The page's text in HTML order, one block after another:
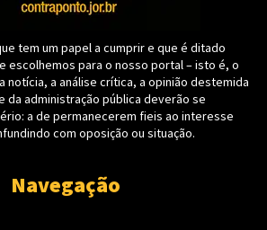
tem um papel a cumprir e que é ditado
escolhemos para o nosso portal – isto é, o
notícia, a análise crítica, a opinião destemida
administração pública deverão se
a de permanecerem fieis ao interesse
com oposição ou situação.
Navegação